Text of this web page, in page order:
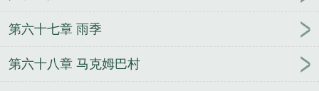
第六十七章 雨季
第六十八章 马克姆巴村